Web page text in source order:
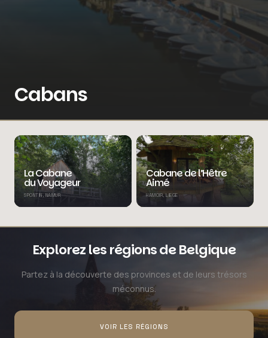
Cabans
La Cabane
du Voyageur
SPONTIN, NAMUR
Cabane de l’Hêtre
Aimé
HAMOIR, LIEGE
Explorez les régions de Belgique
Partez à la découverte des provinces et de leurs trésors
méconnus.
VOIR LES RÉGIONS